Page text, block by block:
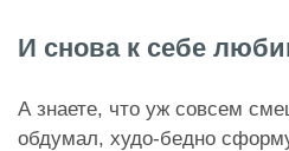
И снова к себе
А знаете, что уж совсем
обдумал, худо-бедно